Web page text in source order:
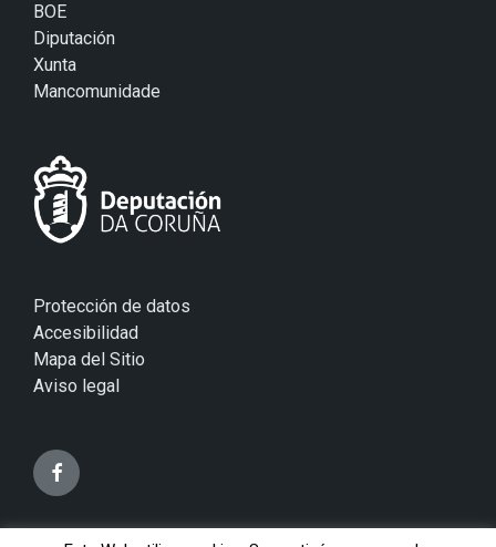
BOE
Diputación
Xunta
Mancomunidade
Protección de datos
Accesibilidad
Mapa del Sitio
Aviso legal